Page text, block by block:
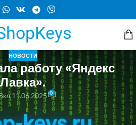
НОВОСТИ
работу «Яндекс
Лавка».
11.06.2025 0
расширении своего сервиса доставки
на новые территории.